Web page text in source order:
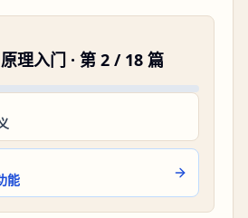
理入门 · 第 2 / 18 篇
能